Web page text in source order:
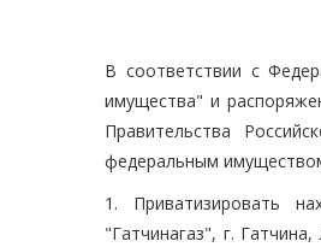
В соответствии с
имущества" и
Правительства
федеральным
1. Приватизировать
"Гатчинагаз", г.